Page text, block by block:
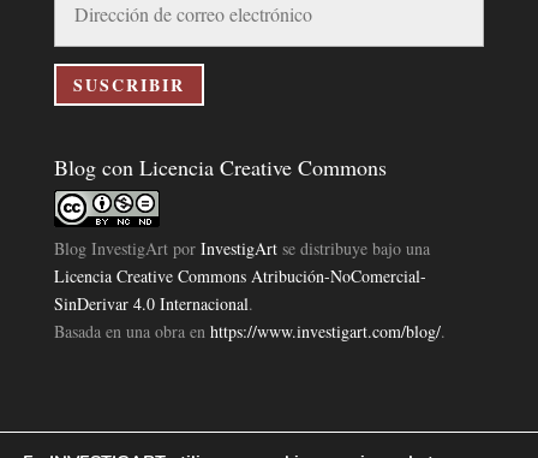
correo
electrónico
SUSCRIBIR
Blog con Licencia Creative Commons
Blog InvestigArtpor InvestigArtse distribuye bajo una
Licencia Creative Commons Atribución-NoComercial-
SinDerivar 4.0 Internacional.
Basada en una obra en https://www.investigart.com/blog/.